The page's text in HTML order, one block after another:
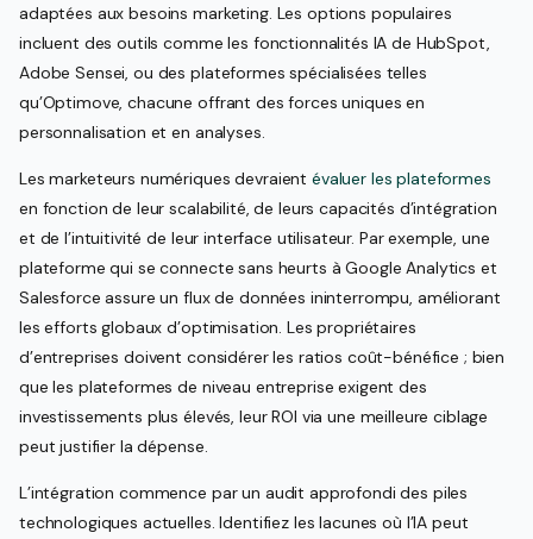
adaptées aux besoins marketing. Les options populaires
incluent des outils comme les fonctionnalités IA de HubSpot,
Adobe Sensei, ou des plateformes spécialisées telles
qu’Optimove, chacune offrant des forces uniques en
personnalisation et en analyses.
Les marketeurs numériques devraient évaluer les plateformes
en fonction de leur scalabilité, de leurs capacités d’intégration
et de l’intuitivité de leur interface utilisateur. Par exemple, une
plateforme qui se connecte sans heurts à Google Analytics et
Salesforce assure un flux de données ininterrompu, améliorant
les efforts globaux d’optimisation. Les propriétaires
d’entreprises doivent considérer les ratios coût-bénéfice ; bien
que les plateformes de niveau entreprise exigent des
investissements plus élevés, leur ROI via une meilleure ciblage
peut justifier la dépense.
L’intégration commence par un audit approfondi des piles
technologiques actuelles. Identifiez les lacunes où l’IA peut